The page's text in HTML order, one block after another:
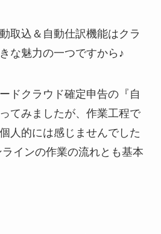
取込＆自動仕訳機能はクラ
な魅力の一つですから♪
ドクラウド確定申告の『自
てみましたが、作業工程で
人的には感じませんでした
インの作業の流れとも基本